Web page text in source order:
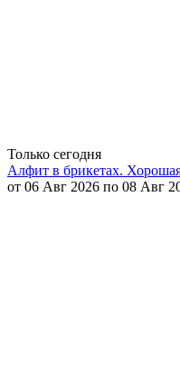
Только сегодня
Алфит в брикетах.
от 06 Авг 2026 по 08 Авг